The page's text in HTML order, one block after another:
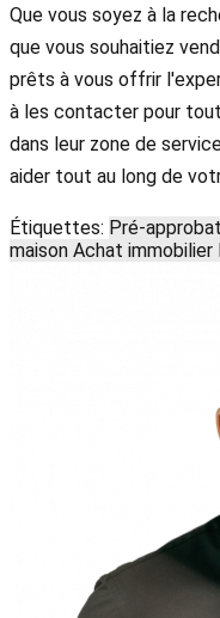
Que vous soyez à la
que vous souhaitiez
prêts à vous offrir
à les contacter pour
dans leur zone de
aider tout au long de
Étiquettes: Pré-
maison Achat immobilier